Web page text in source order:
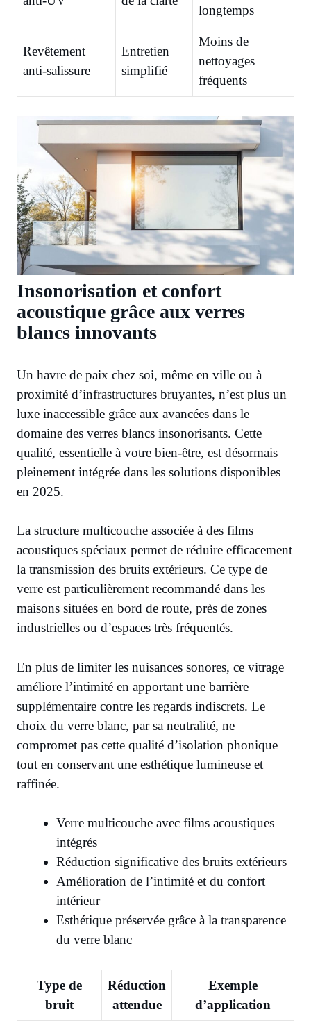
longtemps
Revêtement
anti-salissure
Entretien
simplifié
Moins de
nettoyages
fréquents
Insonorisation et confort
acoustique grâce aux verres
blancs innovants
Un havre de paix chez soi, même en ville ou à
proximité d’infrastructures bruyantes, n’est plus un
luxe inaccessible grâce aux avancées dans le
domaine des verres blancs insonorisants. Cette
qualité, essentielle à votre bien-être, est désormais
pleinement intégrée dans les solutions disponibles
en 2025.
La structure multicouche associée à des films
acoustiques spéciaux permet de réduire efficacement
la transmission des bruits extérieurs. Ce type de
verre est particulièrement recommandé dans les
maisons situées en bord de route, près de zones
industrielles ou d’espaces très fréquentés.
En plus de limiter les nuisances sonores, ce vitrage
améliore l’intimité en apportant une barrière
supplémentaire contre les regards indiscrets. Le
choix du verre blanc, par sa neutralité, ne
compromet pas cette qualité d’isolation phonique
tout en conservant une esthétique lumineuse et
raffinée.
Verre multicouche avec films acoustiques
intégrés
Réduction significative des bruits extérieurs
Amélioration de l’intimité et du confort
intérieur
Esthétique préservée grâce à la transparence
du verre blanc
Type de
bruit
Réduction
attendue
Exemple
d’application